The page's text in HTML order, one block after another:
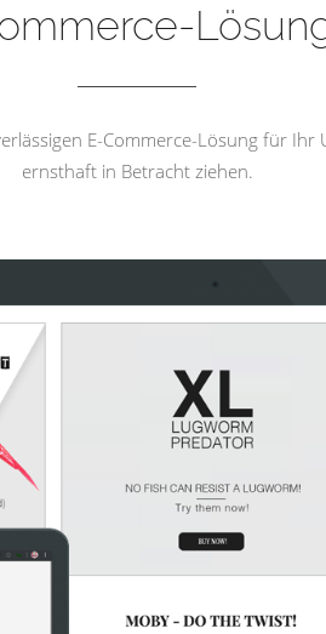
E-Commerce-Lösung für
ernsthaft in Betracht ziehen.